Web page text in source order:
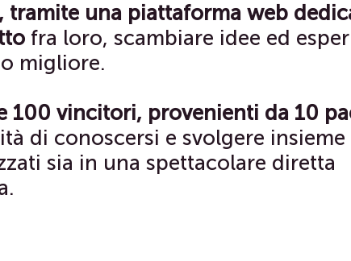
una piattaforma web
fra loro, scambiare idee ed
migliore.
100 vincitori, provenienti da 10
di conoscersi e svolgere insieme
sia in una spettacolare diretta